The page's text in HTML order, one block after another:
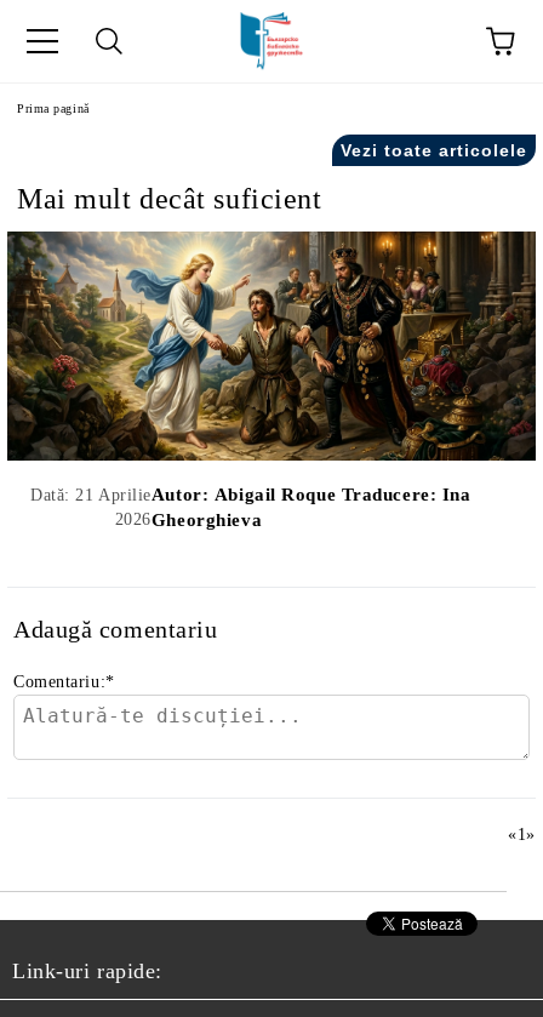
Prima pagină
Vezi toate articolele
Mai mult decât suficient
Dată: 21 Aprilie
2026
Autor: Abigail Roque Traducere: Ina
Gheorghieva
Adaugă comentariu
Comentariu:*
«1»
Link-uri rapide: